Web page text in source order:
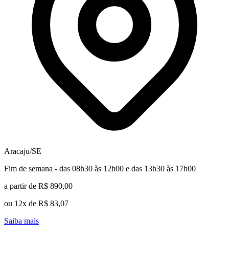
Aracaju/SE
Fim de semana - das 08h30 às 12h00 e das 13h30 às 17h00
a partir de R$ 890,00
ou 12x de R$ 83,07
Saiba mais